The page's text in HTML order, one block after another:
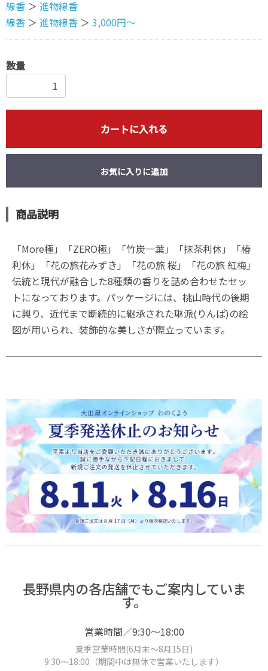
線香 ＞ 進物線香
線香 ＞ 進物線香 ＞ 3,000円〜
数量
カートに入れる
お気に入りに追加
商品説明
「More極」「ZERO極」「竹炭一葉」「抹茶利休」「椿
利休」「花の旅花みずき」「花の旅 桜」「花の旅 紅梅」
伝統と現代が融合した8種類の香りを詰め合わせたセッ
トになっております。パッケージには、桃山時代の後期
に興り、近代まで断続的に継承された琳派(りんぱ)の絵
図が用いられ、装飾的な美しさが際立っています。
長野県内の各店舗でもご案内していま
す。
営業時間／9:30～18:00
夏季営業時間(6月末～8月15日)
9:30～18:00（期間中は無休で営業いたします）